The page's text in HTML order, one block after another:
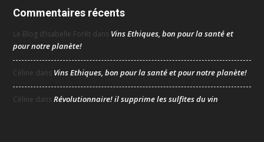
Commentaires récents
Le Blog d’Isabelle Forêt dans Vins Ethiques, bon pour la santé et
pour notre planète!
Céline dans Vins Ethiques, bon pour la santé et pour notre planète!
Céline dansRévolutionnaire! il supprime les sulfites du vin